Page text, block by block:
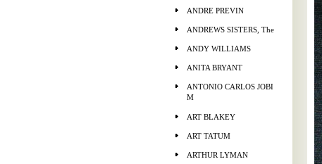
ANDRE PREVIN
ANDREWS SISTERS, The
ANDY WILLIAMS
ANITA BRYANT
ANTONIO CARLOS JOBI
M
ART BLAKEY
ART TATUM
ARTHUR LYMAN